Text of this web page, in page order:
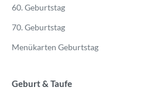
60. Geburtstag
70. Geburtstag
Menükarten Geburtstag
Geburt & Taufe